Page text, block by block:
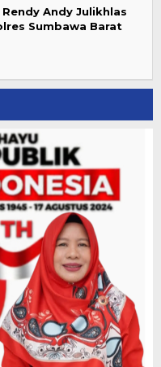
Andy Julikhlas
Sumbawa Barat